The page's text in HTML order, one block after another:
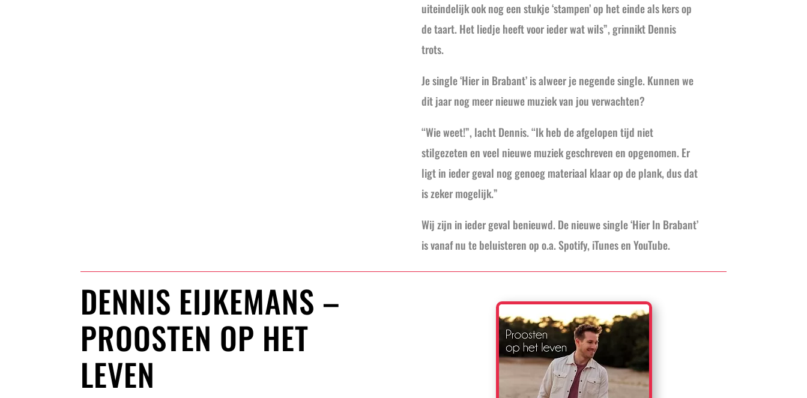
uiteindelijk ook nog een stukje ‘stampen’ op het einde als kers op
de taart. Het liedje heeft voor ieder wat wils”, grinnikt Dennis
trots.
Je single ‘Hier in Brabant’ is alweer je negende single. Kunnen we
dit jaar nog meer nieuwe muziek van jou verwachten?
“Wie weet!”, lacht Dennis. “Ik heb de afgelopen tijd niet
stilgezeten en veel nieuwe muziek geschreven en opgenomen. Er
ligt in ieder geval nog genoeg materiaal klaar op de plank, dus dat
is zeker mogelijk.”
Wij zijn in ieder geval benieuwd. De nieuwe single ‘Hier In Brabant’
is vanaf nu te beluisteren op o.a. Spotify, iTunes en YouTube.
DENNIS EIJKEMANS –
PROOSTEN OP HET
LEVEN